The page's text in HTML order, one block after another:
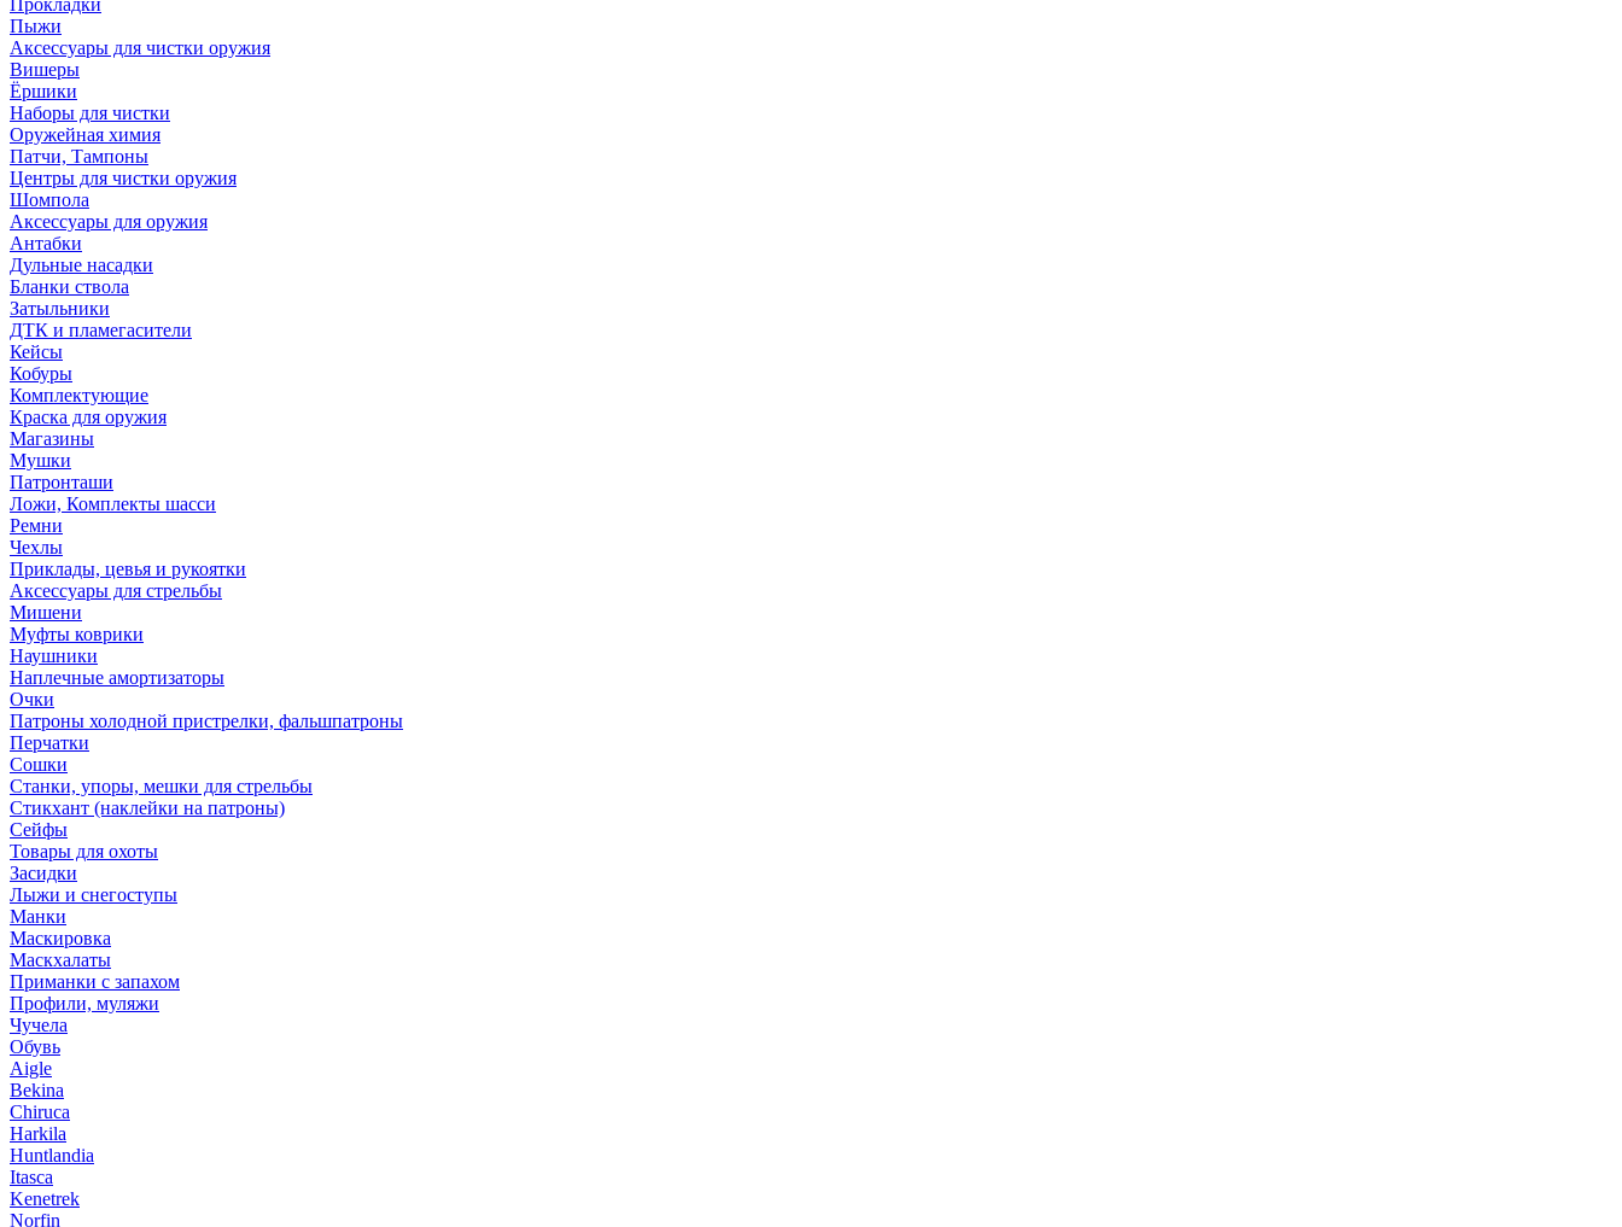
Прокладки
Пыжи
Аксессуары для чистки оружия
Вишеры
Ёршики
Наборы для чистки
Оружейная химия
Патчи, Тампоны
Центры для чистки оружия
Шомпола
Аксессуары для оружия
Антабки
Дульные насадки
Бланки ствола
Затыльники
ДТК и пламегасители
Кейсы
Кобуры
Комплектующие
Краска для оружия
Магазины
Мушки
Патронташи
Ложи, Комплекты шасси
Ремни
Чехлы
Приклады, цевья и рукоятки
Аксессуары для стрельбы
Мишени
Муфты коврики
Наушники
Наплечные амортизаторы
Очки
Патроны холодной пристрелки, фальшпатроны
Перчатки
Сошки
Станки, упоры, мешки для стрельбы
Стикхант (наклейки на патроны)
Сейфы
Товары для охоты
Засидки
Лыжи и снегоступы
Манки
Маскировка
Маскхалаты
Приманки с запахом
Профили, муляжи
Чучела
Обувь
Aigle
Bekina
Chiruсa
Harkila
Huntlandia
Itasca
Kenetrek
Norfin